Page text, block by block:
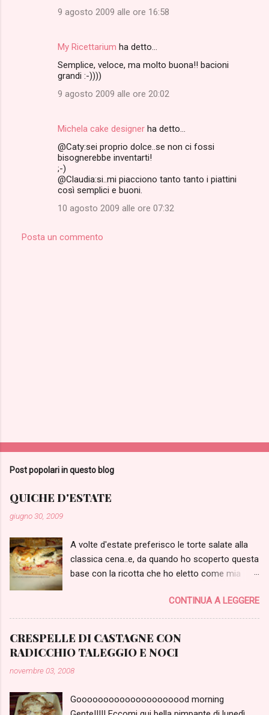
9 agosto 2009 alle ore 16:58
My Ricettarium ha detto…
Semplice, veloce, ma molto buona!! bacioni
grandi :-))))
9 agosto 2009 alle ore 20:02
Michela cake designer ha detto…
@Caty:sei proprio dolce..se non ci fossi
bisognerebbe inventarti!
;-)
@Claudia:si..mi piacciono tanto tanto i piattini
così semplici e buoni.
10 agosto 2009 alle ore 07:32
Posta un commento
Post popolari in questo blog
QUICHE D'ESTATE
giugno 30, 2009
A volte d'estate preferisco le torte salate alla
classica cena..e, da quando ho scoperto questa
base con la ricotta che ho eletto come mia
Avevo voglia di una torta con le verdure..ma
non di accendere la griglia ed allora le ho cotte
yogurt..insomma l'ho un po' modificata da una
classica quiche..ma è venuta saporita ed un po'
più leggera, no? QUICHE D'ESTATE Di Michela
peperone rosso arrostito al mo 2 zucchine
CONTINUA A LEGGERE
CRESPELLE DI CASTAGNE CON
RADICCHIO TALEGGIO E NOCI
novembre 03, 2008
Gooooooooooooooooooood morning